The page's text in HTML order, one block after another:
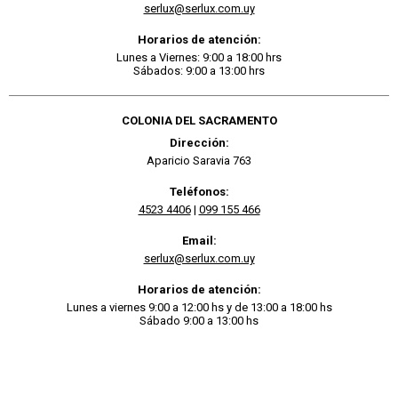
serlux@serlux.com.uy
Horarios de atención:
Lunes a Viernes: 9:00 a 18:00 hrs
Sábados: 9:00 a 13:00 hrs
COLONIA DEL SACRAMENTO
Dirección:
Aparicio Saravia 763
Teléfonos:
4523 4406| 099 155 466
Email:
serlux@serlux.com.uy
Horarios de atención:
Lunes a viernes 9:00 a 12:00 hs y de 13:00 a 18:00 hs
Sábado 9:00 a 13:00 hs